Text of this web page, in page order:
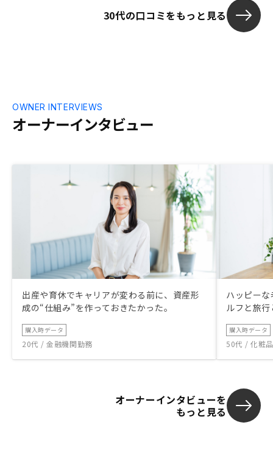
30代の口コミをもっと見る
オーナーインタビュー
OWNER INTERVIEWS
出産や育休でキャリアが変わる前に、資産形
成の“仕組み”を作っておきたかった。
購入時データ
20代 / 金融機関勤務
ハッピー
ルフと旅
購入時データ
50代 / 化粧
オーナーインタビューを
もっと見る